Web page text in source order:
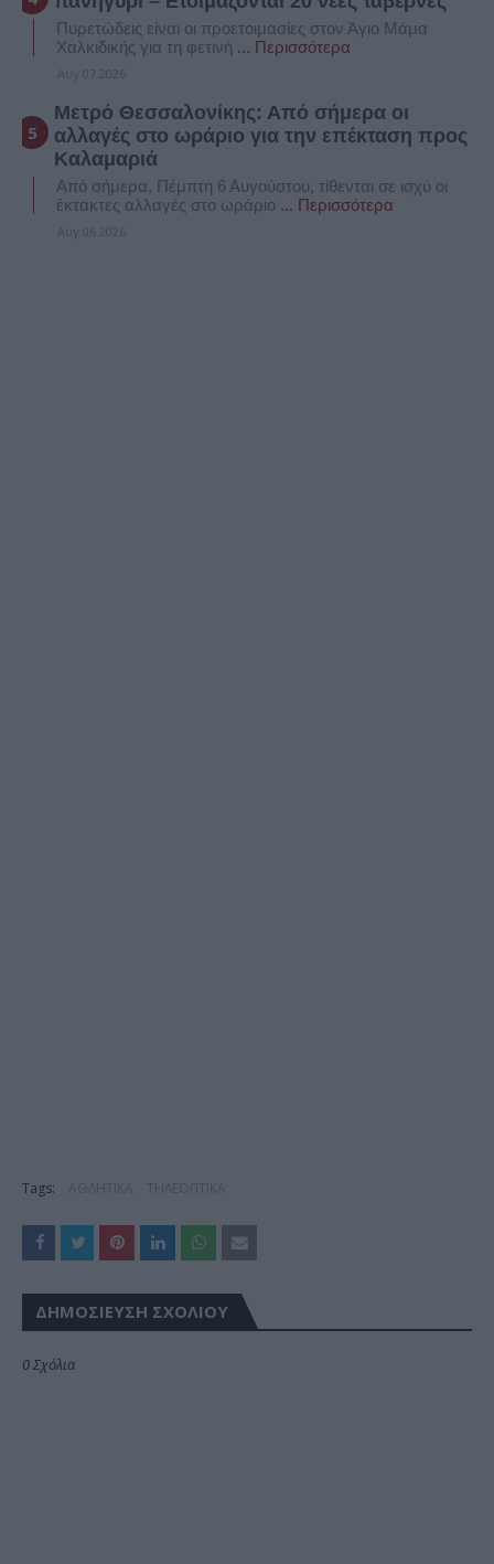
Πυρετώδεις είναι οι προετοιμασίες στον Άγιο Μάμα
Χαλκιδικής για τη φετινή ... Περισσότερα
Αυγ 07 2026
Μετρό Θεσσαλονίκης: Από σήμερα οι
αλλαγές στο ωράριο για την επέκταση προς
Καλαμαριά
Από σήμερα, Πέμπτη 6 Αυγούστου, τίθενται σε ισχύ οι
έκτακτες αλλαγές στο ωράριο ... Περισσότερα
Αυγ 06 2026
Tags:
ΔΗΜΟΣΊΕΥΣΗ ΣΧΟΛΊΟΥ
0 Σχόλια